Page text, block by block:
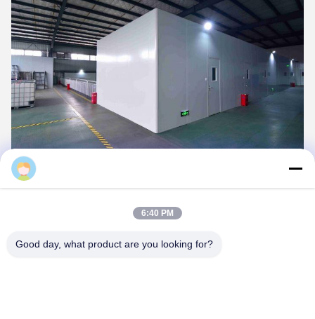
6:40 PM
Good day, what product are you looking for?